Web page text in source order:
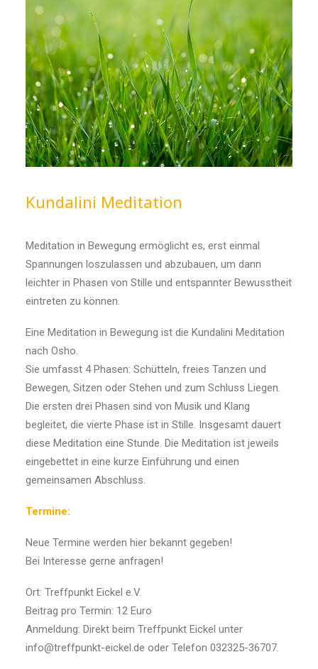
Kundalini Meditation
Meditation in Bewegung ermöglicht es, erst einmal
Spannungen loszulassen und abzubauen, um dann
leichter in Phasen von Stille und entspannter Bewusstheit
eintreten zu können.
Eine Meditation in Bewegung ist die Kundalini Meditation
nach Osho.
Sie umfasst 4 Phasen: Schütteln, freies Tanzen und
Bewegen, Sitzen oder Stehen und zum Schluss Liegen.
Die ersten drei Phasen sind von Musik und Klang
begleitet, die vierte Phase ist in Stille. Insgesamt dauert
diese Meditation eine Stunde. Die Meditation ist jeweils
eingebettet in eine kurze Einführung und einen
gemeinsamen Abschluss.
Termine:
Neue Termine werden hier bekannt gegeben!
Bei Interesse gerne anfragen!
Ort: Treffpunkt Eickel e.V.
Beitrag pro Termin: 12 Euro
Anmeldung: Direkt beim Treffpunkt Eickel unter
info@treffpunkt-eickel.de oder Telefon 032325-36707.